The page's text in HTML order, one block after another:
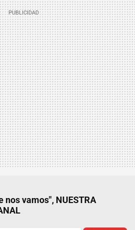
nos vamos", NUESTRA